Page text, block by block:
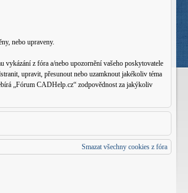
nebo upraveny.
z fóra a/nebo upozornění vašeho poskytovatele
upravit, přesunout nebo uzamknout jakékoliv téma
„Fórum CADHelp.cz“ zodpovědnost za jakýkoliv
Smazat všechny cookies z fóra